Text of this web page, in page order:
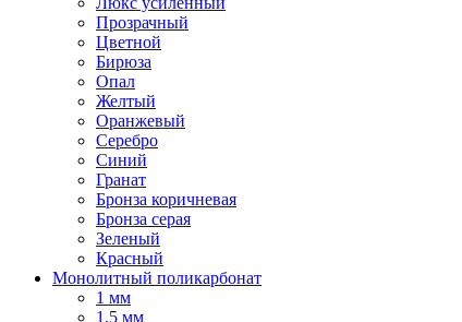
Прозрачный
Цветной
Бирюза
Опал
Желтый
Оранжевый
Серебро
Синий
Гранат
Бронза коричневая
Бронза серая
Зеленый
Красный
Монолитный поликарбонат
1 мм
1,5 мм